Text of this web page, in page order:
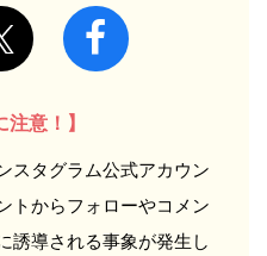
意！】
スタグラム公式アカウン
トからフォローやコメン
誘導される事象が発生し